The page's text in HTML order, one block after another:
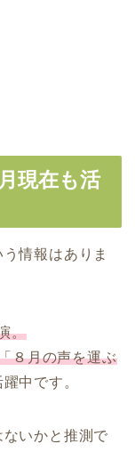
現在も活
情報はありま
。
８月の声を運ぶ
中です。
いかと推測で